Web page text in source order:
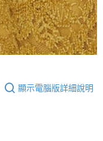
顯示電腦版詳細說明